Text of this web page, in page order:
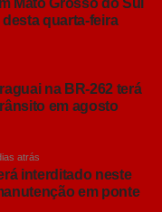
do olho
pública,
mais tranquilidade
pontos da
Mato Grosso do Sul
quarta-feira
na BR-262 terá
em agosto
atrás
interditado neste
em ponte